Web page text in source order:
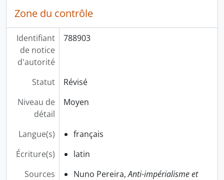
Zone du contrôle
Identifiant
de notice
d'autorité
788903
Statut
Révisé
Niveau de
détail
Moyen
Langue(s)
français
Écriture(s)
latin
Sources
Nuno Pereira,Anti-impérialisme et